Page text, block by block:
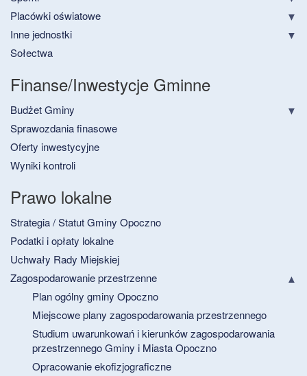
Placówki oświatowe
Inne jednostki
Sołectwa
Finanse/Inwestycje Gminne
Budżet Gminy
Sprawozdania finasowe
Oferty inwestycyjne
Wyniki kontroli
Prawo lokalne
Strategia / Statut Gminy Opoczno
Podatki i opłaty lokalne
Uchwały Rady Miejskiej
Zagospodarowanie przestrzenne
Plan ogólny gminy Opoczno
Miejscowe plany zagospodarowania przestrzennego
Studium uwarunkowań i kierunków zagospodarowania
przestrzennego Gminy i Miasta Opoczno
Opracowanie ekofizjograficzne